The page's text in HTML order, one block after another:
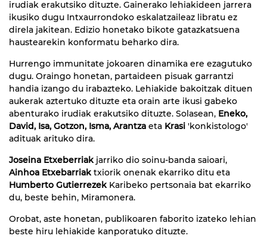
irudiak erakutsiko dituzte. Gainerako lehiakideen jarrera
ikusiko dugu Intxaurrondoko eskalatzaileaz libratu ez
direla jakitean. Edizio honetako bikote gatazkatsuena
haustearekin konformatu beharko dira.
Hurrengo immunitate jokoaren dinamika ere ezagutuko
dugu. Oraingo honetan, partaideen pisuak garrantzi
handia izango du irabazteko. Lehiakide bakoitzak dituen
aukerak aztertuko dituzte eta orain arte ikusi gabeko
abenturako irudiak erakutsiko dituzte. Solasean, Eneko,
David, Isa, Gotzon, Isma, Arantza eta Krasi 'konkistologo'
adituak arituko dira.
Joseina Etxeberriakjarriko dio soinu-banda saioari,
Ainhoa Etxebarriaktxiorik onenak ekarriko ditu eta
Humberto GutierrezekKaribeko pertsonaia bat ekarriko
du, beste behin, Miramonera.
Orobat, aste honetan, publikoaren faborito izateko lehian
beste hiru lehiakide kanporatuko dituzte.